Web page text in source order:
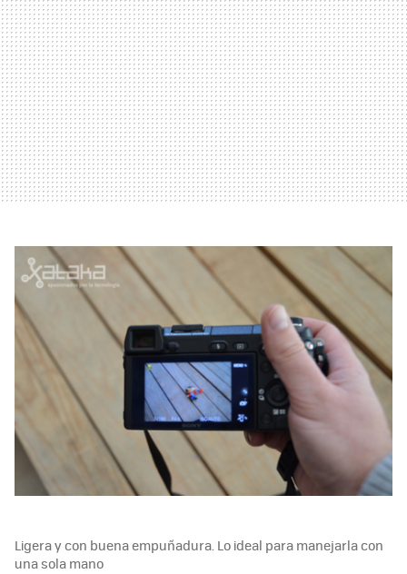
Ligera y con buena empuñadura. Lo ideal para manejarla con
una sola mano